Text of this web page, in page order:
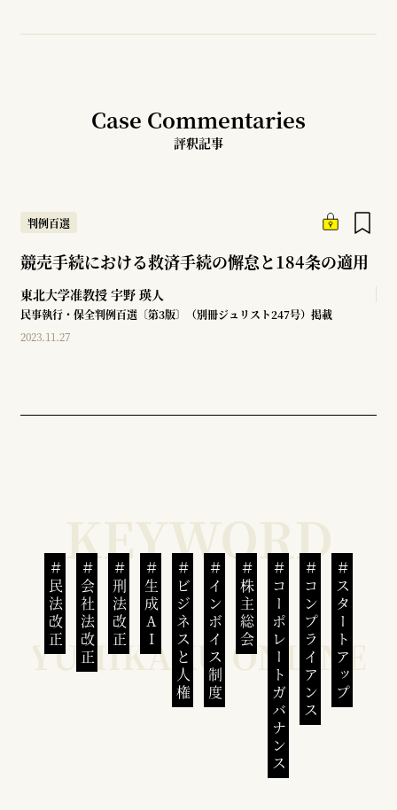
Case Commentaries
評釈記事
判例百選
競売手続における救済手続の懈怠と184条の適用
東北大学准教授 宇野 瑛人
民事執行・保全判例百選〔第3版〕（別冊ジュリスト247号）掲載
2023.11.27
民法改正 会社法改正 刑法改正 生成AI ビジネスと人権インボイス制度 株主総会 コーポレートガバナンスコンプライアンススタートアップ